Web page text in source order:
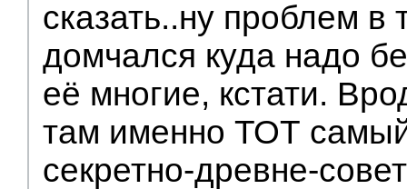
сказать..ну проблем в
домчался куда надо
её многие, кстати.
там именно ТОТ
секретно-древне-